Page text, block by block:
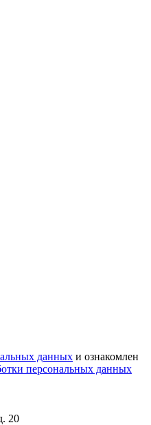
данных и ознакомлен
персональных данных
20